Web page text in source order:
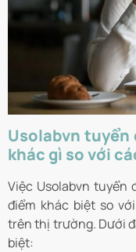
Usolabvn tuyển
khác gì so với
Việc Usolabvn tuyển
điểm khác biệt so
trên thị trường. Dưới
biệt: